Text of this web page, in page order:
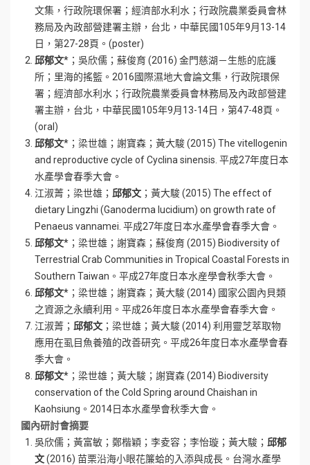
文集，行政院環保署；經濟部水利水；行政院農業委員會林
務局及內政部營建署主辦，台北，中華民國105年9月13-14
日，第27-28頁。(poster)
邱郁文*；吳欣儒；蘇俊育 (2016) 金門慈湖－生態的庇護
所；里海的搖籃。2016國際濕地大會論文集，行政院環保
署；經濟部水利水；行政院農業委員會林務局及內政部營建
署主辦，台北，中華民國105年9月13-14日，第47-48頁。
(oral)
邱郁文*；梁世雄；謝寶森；黃大駿 (2015) The vitellogenin
and reproductive cycle of Cyclina sinensis. 平成27年度日本
水產學會春季大會。
江淑菁；梁世雄； 邱郁文 ；黃大駿 (2015) The effect of
dietary Lingzhi (Ganoderma lucidium) on growth rate of
Penaeus vannamei. 平成27年度日本水產學會春季大會。
邱郁文*；梁世雄；謝寶森；蘇俊育 (2015) Biodiversity of
Terrestrial Crab Communities in Tropical Coastal Forests in
Southern Taiwan。平成27年度日本水産學會秋季大會。
邱郁文*；梁世雄；謝寶森；黃大駿 (2014) 國家公園內貝類
之資源之永續利用。平成26年度日本水產學會春季大會。
江淑菁； 邱郁文 ；梁世雄；黃大駿 (2014) 利用靈芝萃取物
應用在虱目魚養殖的改善研究。平成26年度日本水產學會春
季大會。
邱郁文*；梁世雄；黃大駿；謝寶森 (2014) Biodiversity
conservation of the Cold Spring around Chaishan in
Kaohsiung。2014日本水產學會秋季大會。
國內研討會摘要
吳欣儒；黃富敏；鄭楷穎；李夌容；李怡璇；黃大駿； 邱郁
文(2016) 苗栗沿海小眼花簾蛤的入添與成長。台灣水產學